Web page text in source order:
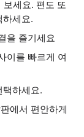
보세요. 편도 또
하세요.
을 즐기세요
이를 빠르게 여
택하세요.
에서 편안하게